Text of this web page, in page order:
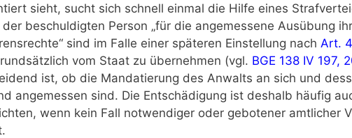
sieht, sucht sich schnell einmal die Hilfe eines
der beschuldigten Person „für die angemessene Ausübung
sind im Falle einer späteren Einstellung nach Art.
vom Staat zu übernehmen (vgl. BGE 138 IV 197,
ist, ob die Mandatierung des Anwalts an sich und
angemessen sind. Die Entschädigung ist deshalb häufig
wenn kein Fall notwendiger oder gebotener amtlicher